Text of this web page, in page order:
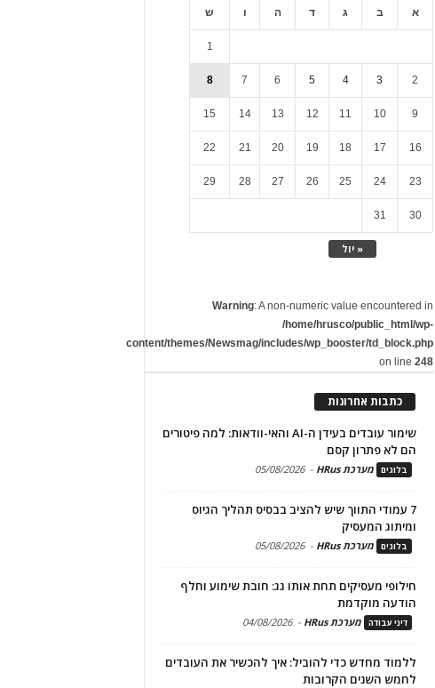
א ב ג ד ה ו ש
« יול
1
2
3
4
5
6
7
8
9
10
11
12
13
14
15
16
17
18
19
20
21
22
23
24
25
26
27
28
29
30
31
Warning: A non-numeric value encountered in
/home/hrusco/public_html/wp-
content/themes/Newsmag/includes/wp_booster/td_block.php
on line248
כתבות אחרונות
שימור עובדים בעידן ה-AI והאי-וודאות: למה פיטורים
הם לא פתרון קסם
בלוגים מערכת HRus -
05/08/2026
7 עמודי התווך שיש להציב בבסיס תהליך הגיוס
ומיתוג המעסיק
בלוגים מערכת HRus -
05/08/2026
חילופי מעסיקים תחת אותו גג: חובת שימוע וחלף
הודעה מוקדמת
דיני עבודה מערכת HRus -
04/08/2026
ללמוד מחדש כדי להוביל: איך להכשיר את העובדים
לחמש השנים הקרובות